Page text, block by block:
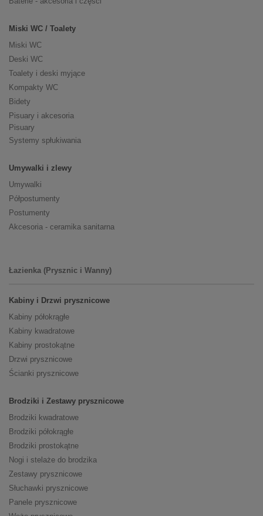
Miski WC / Toalety
Miski WC
Deski WC
Toalety i deski myjące
Kompakty WC
Bidety
Pisuary i akcesoria
Pisuary
Systemy spłukiwania
Umywalki i zlewy
Umywalki
Półpostumenty
Postumenty
Akcesoria - ceramika sanitarna
Łazienka (Prysznic i Wanny)
Kabiny i Drzwi prysznicowe
Kabiny półokrągłe
Kabiny kwadratowe
Kabiny prostokątne
Drzwi prysznicowe
Ścianki prysznicowe
Brodziki i Zestawy prysznicowe
Brodziki kwadratowe
Brodziki półokrągłe
Brodziki prostokątne
Nogi i stelaże do brodzika
Zestawy prysznicowe
Słuchawki prysznicowe
Panele prysznicowe